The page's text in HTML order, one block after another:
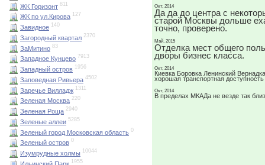
ЖК Горизонт 811
ЖК по ул.Кирова 127
Завидное 140
Загородный квартал 2370
ЗаМитино 83
Западное Кунцево 7913
Западный остров 1956
Заповедная Ривьера 4502
Заречье Вилладж 1311
Зеленая Москва 220
Зеленая Роща 2940
Зеленые аллеи 5285
Зеленый город Московская область 0
Зеленый остров 0
Изумрудные холмы 10044
Ильинский Парк 1955
Окт, 2014
Да да до центра с
старой Москвы дольше
точно, проверено.
Май, 2015
Отделка мест общего
дворы бизнес класса.
Окт, 2014
Киевка Боровка Ленинский
хорошая транспортная доступность
Окт, 2014
В пределах МКАДа не везде так